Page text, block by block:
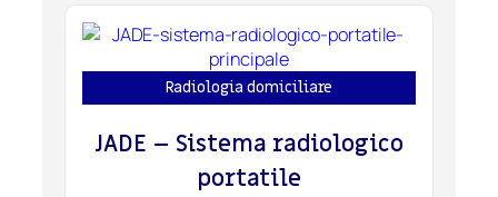
Radiologia domiciliare
JADE – Sistema radiologico
portatile